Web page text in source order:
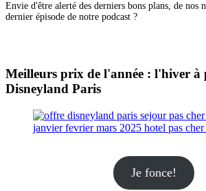
Envie d'être alerté des derniers bons plans, de nos
dernier épisode de notre podcast ?
Meilleurs prix de l'année : l'hiver à
Disneyland Paris
Je fonce!